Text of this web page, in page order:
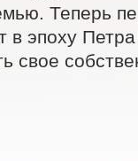
Теперь
эпоху
свое